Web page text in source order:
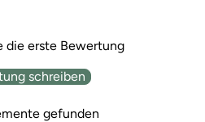
die erste Bewertung
schreiben
gefunden